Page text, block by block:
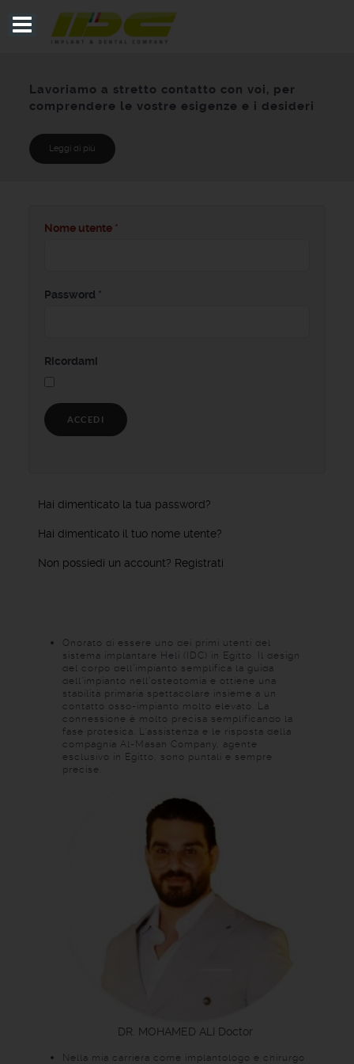
Lavoriamo a stretto contatto con voi, per
comprendere le vostre esigenze e i desideri
Leggi di più
Nome utente*
Password *
Ricordami
ACCEDI
Hai dimenticato la tua password?
Hai dimenticato il tuo nome utente?
Non possiedi un account? Registrati
Onorato di essere uno dei primi utenti del
sistema implantare Heli (IDC) in Egitto. Il design
del corpo dell'impianto semplifica la guida
dell'impianto nell'osteotomia e ottiene una
stabilità primaria spettacolare insieme a un
contatto osso-impianto molto elevato. La
connessione è molto precisa semplificando la
fase protesica. L’assistenza e le risposta della
compagnia Al-Masah Company, agente
esclusivo in Egitto, sono puntali e sempre
precise.
DR. MOHAMED ALI Doctor
Nella mia carriera come implantologo e chirurgo